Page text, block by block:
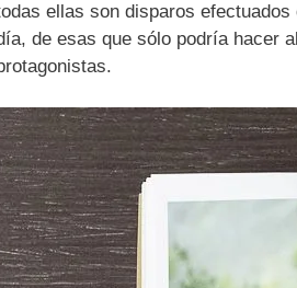
ellas son disparos
de esas que sólo podría hacer